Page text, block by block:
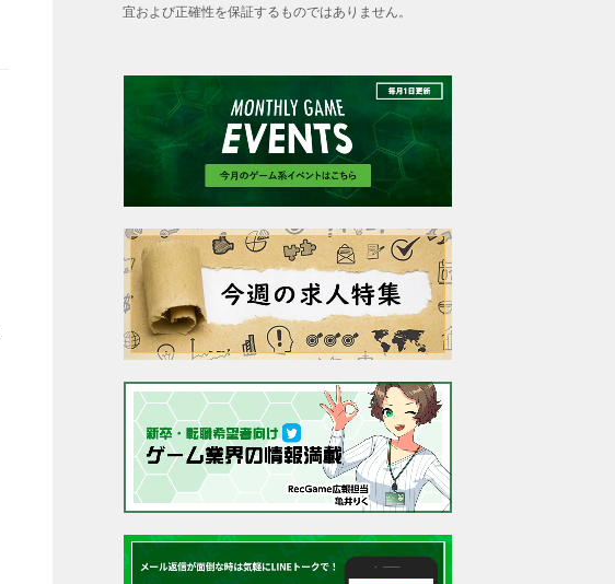
宜および正確性を保証するものではありません。